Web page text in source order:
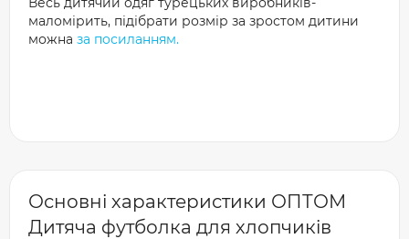
маломірить, підібрати розмір за зростом дитини
можна за посиланням.
Основні характеристики ОПТОМ
Дитяча футболка для хлопчиків